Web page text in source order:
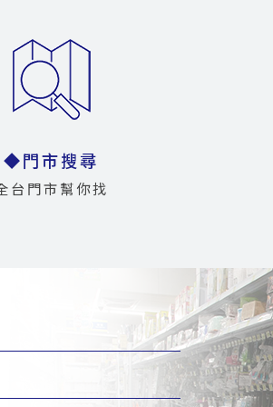
◆門市搜尋
台門市幫你找